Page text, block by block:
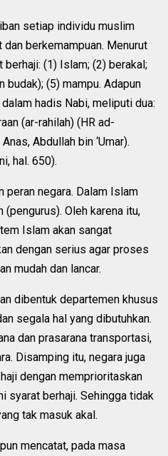
setiap individu muslim
berkemampuan. Menurut
berhaji: (1) Islam; (2) berakal;
budak); (5) mampu. Adapun
hadis Nabi, meliputi dua:
(ar-rahilah) (HR ad-
Abdullah bin ‘Umar).
hal. 650).
peran negara. Dalam Islam
(pengurus). Oleh karena itu,
Islam akan sangat
dengan serius agar proses
mudah dan lancar.
dibentuk departemen khusus
segala hal yang dibutuhkan.
dan prasarana transportasi,
Disamping itu, negara juga
dengan memprioritaskan
syarat berhaji. Sehingga tidak
tak masuk akal.
mencatat, pada masa